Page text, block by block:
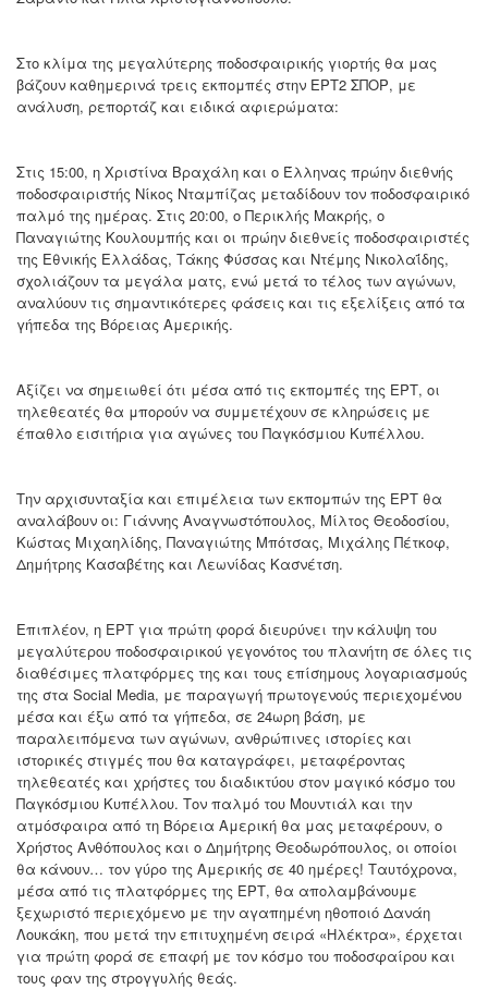
Στο κλίμα της μεγαλύτερης ποδοσφαιρικής γιορτής θα μας
βάζουν καθημερινά τρεις εκπομπές στην ΕΡΤ2 ΣΠΟΡ, με
ανάλυση, ρεπορτάζ και ειδικά αφιερώματα:
Στις 15:00, η Χριστίνα Βραχάλη και ο Έλληνας πρώην διεθνής
ποδοσφαιριστής Νίκος Νταμπίζας μεταδίδουν τον ποδοσφαιρικό
παλμό της ημέρας. Στις 20:00, ο Περικλής Μακρής, ο
Παναγιώτης Κουλουμπής και οι πρώην διεθνείς ποδοσφαιριστές
της Εθνικής Ελλάδας, Τάκης Φύσσας και Ντέμης Νικολαΐδης,
σχολιάζουν τα μεγάλα ματς, ενώ μετά το τέλος των αγώνων,
αναλύουν τις σημαντικότερες φάσεις και τις εξελίξεις από τα
γήπεδα της Βόρειας Αμερικής.
Αξίζει να σημειωθεί ότι μέσα από τις εκπομπές της ΕΡΤ, οι
τηλεθεατές θα μπορούν να συμμετέχουν σε κληρώσεις με
έπαθλο εισιτήρια για αγώνες του Παγκόσμιου Κυπέλλου.
Την αρχισυνταξία και επιμέλεια των εκπομπών της ΕΡΤ θα
αναλάβουν οι: Γιάννης Αναγνωστόπουλος, Μίλτος Θεοδοσίου,
Κώστας Μιχαηλίδης, Παναγιώτης Μπότσας, Μιχάλης Πέτκοφ,
Δημήτρης Κασαβέτης και Λεωνίδας Κασνέτση.
Επιπλέον, η ΕΡΤ για πρώτη φορά διευρύνει την κάλυψη του
μεγαλύτερου ποδοσφαιρικού γεγονότος του πλανήτη σε όλες τις
διαθέσιμες πλατφόρμες της και τους επίσημους λογαριασμούς
της στα Social Media, με παραγωγή πρωτογενούς περιεχομένου
μέσα και έξω από τα γήπεδα, σε 24ωρη βάση, με
παραλειπόμενα των αγώνων, ανθρώπινες ιστορίες και
ιστορικές στιγμές που θα καταγράφει, μεταφέροντας
τηλεθεατές και χρήστες του διαδικτύου στον μαγικό κόσμο του
Παγκόσμιου Κυπέλλου. Τον παλμό του Μουντιάλ και την
ατμόσφαιρα από τη Βόρεια Αμερική θα μας μεταφέρουν, ο
Χρήστος Ανθόπουλος και ο Δημήτρης Θεοδωρόπουλος, οι οποίοι
θα κάνουν… τον γύρο της Αμερικής σε 40 ημέρες! Ταυτόχρονα,
μέσα από τις πλατφόρμες της ΕΡΤ, θα απολαμβάνουμε
ξεχωριστό περιεχόμενο με την αγαπημένη ηθοποιό Δανάη
Λουκάκη, που μετά την επιτυχημένη σειρά «Ηλέκτρα», έρχεται
για πρώτη φορά σε επαφή με τον κόσμο του ποδοσφαίρου και
τους φαν της στρογγυλής θεάς.